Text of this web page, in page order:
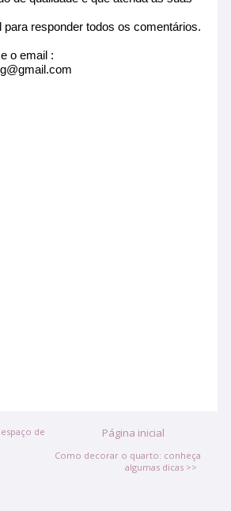
responder todos os comentários.
o email :
de
Como decorar o quarto: conheça
algumas dicas >>
Página inicial